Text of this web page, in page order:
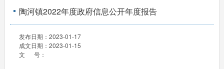
陶河镇2022年度政府信息公开年度报告
发布日期： 2023-01-17
成文日期： 2023-01-15
文 号：